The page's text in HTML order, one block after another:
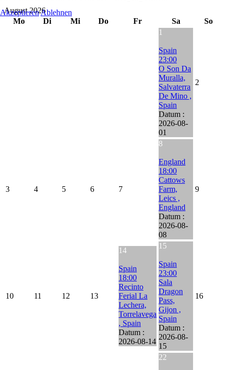
August 2026
Mo
Di Mi Do Fr Sa
So
1
Spain
23:00
O Son Da
Muralla,
Salvaterra
De Mino ,
Spain
Datum :
2026-08-
01
2
3 4 5 6 7
8
England
18:00
Cattows
Farm,
Leics ,
England
Datum :
2026-08-
08
9
10 11 12 13
14
Spain
18:00
Recinto
Ferial La
Lechera,
Torrelavega
, Spain
Datum :
2026-08-14
15
Spain
23:00
Sala
Dragon
Pass,
Gijon ,
Spain
Datum :
2026-08-
15
16
22
AkzeptierenAblehnen